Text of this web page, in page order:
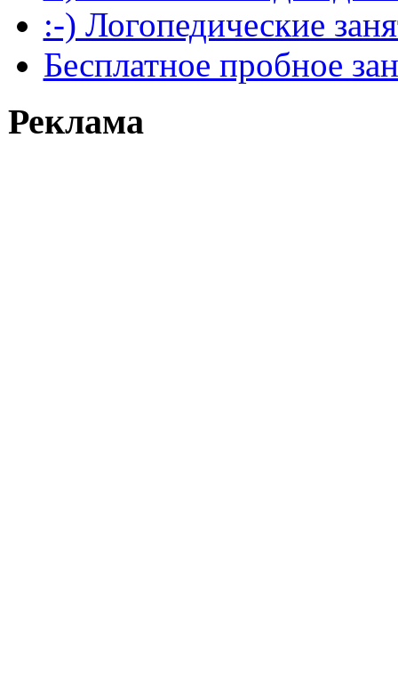
:-) Логопедические
Бесплатное пробное
Реклама